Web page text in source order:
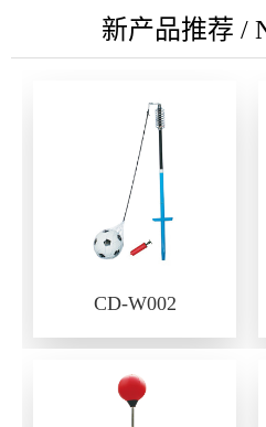
新产品推荐 /
CD-W002